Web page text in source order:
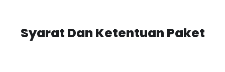
Syarat Dan Ketentuan Paket